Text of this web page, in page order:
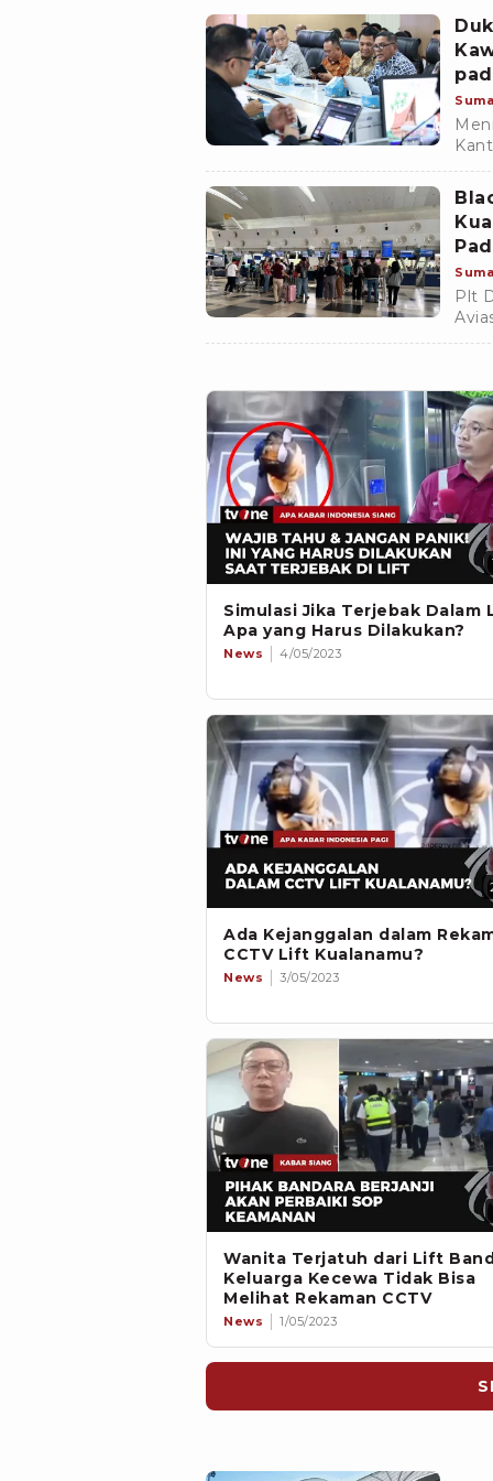
Plt
Simulasi Jika Terjebak Dalam
Apa yang Harus Dilakukan?
News 4/05/2023
Ada Kejanggalan dalam
CCTV Lift Kualanamu?
News 3/05/2023
Wanita Terjatuh dari Lift
Keluarga Kecewa Tidak Bisa
Melihat Rekaman CCTV
News 1/05/2023